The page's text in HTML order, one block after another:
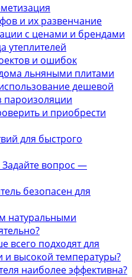
и их развенчание
с ценами и брендами
утеплителей
и ошибок
льняными плитами
дешевой
пароизоляции
и приобрести
для быстрого
вопрос —
безопасен для
натуральными
всего подходят для
и высокой температуры?
наиболее эффективна?